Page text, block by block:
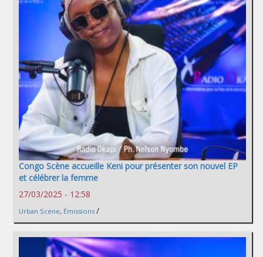
Congo Scène accueille Keni pour présenter son nouvel EP
et célébrer la femme
27/03/2025 - 12:58
Urban Scene, Émissions /